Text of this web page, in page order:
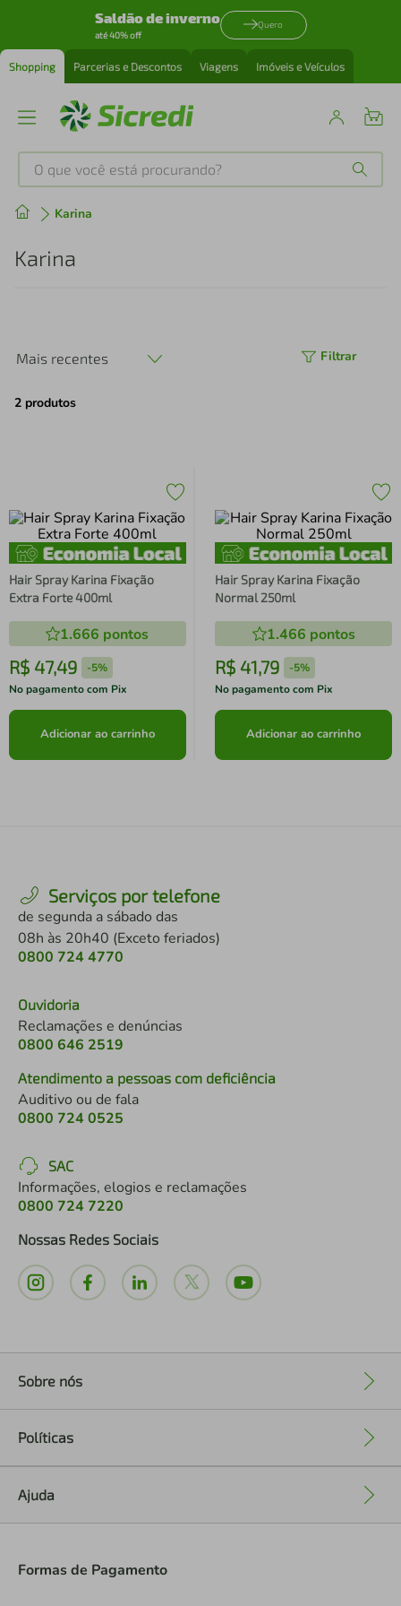
Saldão de inverno
até 40% off
Quero
Shopping Parcerias e Descontos Viagens Imóveis e Veículos
O que você está procurando?
Karina
Karina
Mais recentes Filtrar
2 produtos
Hair Spray Karina Fixação
Extra Forte 400ml
1.666 pontos
R$ 47,49 -5%
No pagamento com Pix
Adicionar ao carrinho
Hair Spray Karina Fixação
Normal 250ml
1.466 pontos
R$ 41,79 -5%
No pagamento com Pix
Adicionar ao carrinho
Serviços por telefone
de segunda a sábado das
08h às 20h40 (Exceto feriados)
0800 724 4770
Ouvidoria
Reclamações e denúncias
0800 646 2519
Atendimento a pessoas com deficiência
Auditivo ou de fala
0800 724 0525
SAC
Informações, elogios e reclamações
0800 724 7220
Nossas Redes Sociais
Sobre nós
Políticas
Ajuda
Formas de Pagamento
Produtos mais buscados
1
perfume
4º air fryer